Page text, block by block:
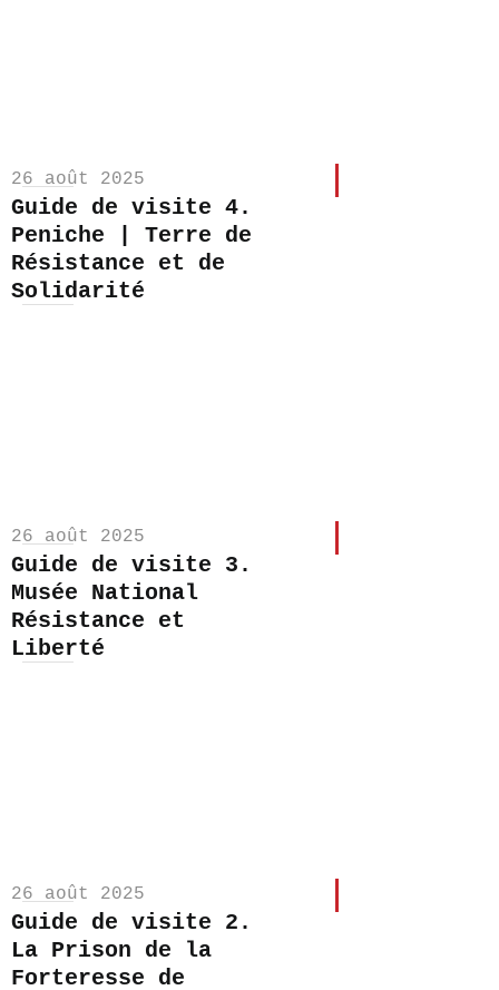
26 août 2025
Guide de visite 4.
Peniche | Terre de
Résistance et de
Solidarité
26 août 2025
Guide de visite 3.
Musée National
Résistance et
Liberté
26 août 2025
Guide de visite 2.
La Prison de la
Forteresse de